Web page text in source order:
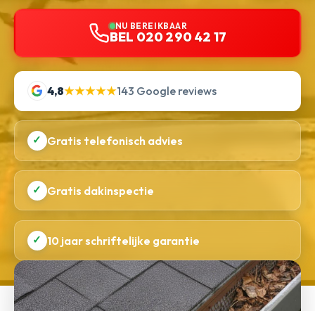
NU BEREIKBAAR
BEL 020 290 42 17
4,8★★★★★143 Google reviews
✓ Gratis telefonisch advies
✓ Gratis dakinspectie
✓ 10 jaar schriftelijke garantie